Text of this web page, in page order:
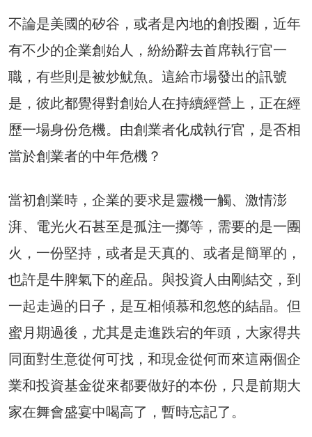
不論是美國的矽谷，或者是內地的創投圈，近年
有不少的企業創始人，紛紛辭去首席執行官一
職，有些則是被炒魷魚。這給市場發出的訊號
是，彼此都覺得對創始人在持續經營上，正在經
歷一場身份危機。由創業者化成執行官，是否相
當於創業者的中年危機？
當初創業時，企業的要求是靈機一觸、激情澎
湃、電光火石甚至是孤注一擲等，需要的是一團
火，一份堅持，或者是天真的、或者是簡單的，
也許是牛脾氣下的産品。與投資人由剛結交，到
一起走過的日子，是互相傾慕和忽悠的結晶。但
蜜月期過後，尤其是走進跌宕的年頭，大家得共
同面對生意從何可找，和現金從何而來這兩個企
業和投資基金從來都要做好的本份，只是前期大
家在舞會盛宴中喝高了，暫時忘記了。